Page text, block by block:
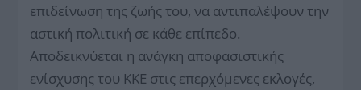
επιδείνωση της ζωής του, να αντιπαλέψουν την
αστική πολιτική σε κάθε επίπεδο.
Αποδεικνύεται η ανάγκη αποφασιστικής
ενίσχυσης του ΚΚΕ στις επερχόμενες εκλογές,